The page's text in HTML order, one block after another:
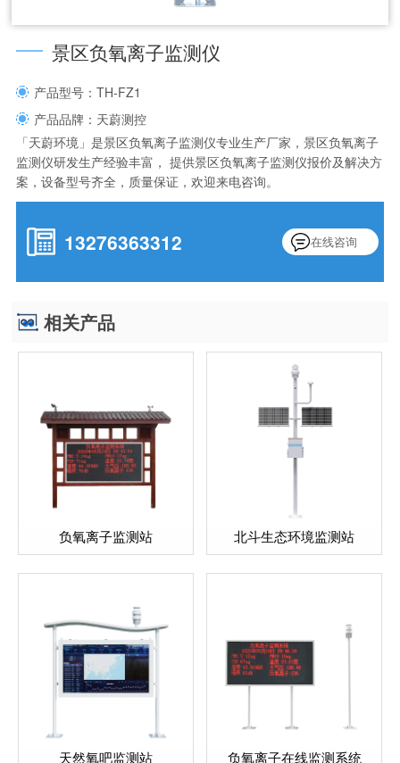
景区负氧离子监测仪
产品型号：TH-FZ1
产品品牌：天蔚测控
「天蔚环境」是景区负氧离子监测仪专业生产厂家，景区负氧离子
监测仪研发生产经验丰富， 提供景区负氧离子监测仪报价及解决方
案，设备型号齐全，质量保证，欢迎来电咨询。
13276363312 在线咨询
相关产品
负氧离子监测站 北斗生态环境监测站
天然氧吧监测站 负氧离子在线监测系统